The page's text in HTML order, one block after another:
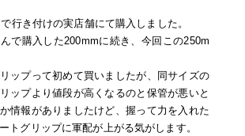
行き付けの実店舗にて購入しました。
で購入した200mmに続き、今回この250m
ップって初めて買いましたが、同サイズの
ップより値段が高くなるのと保管が悪いと
情報がありましたけど、握って力を入れた
トグリップに軍配が上がる気がします。